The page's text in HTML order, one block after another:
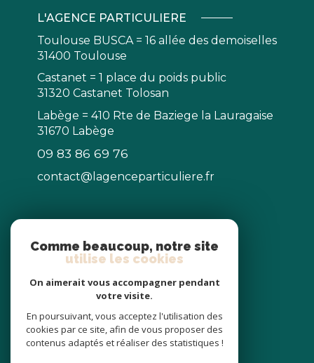
L'AGENCE PARTICULIERE
Toulouse BUSCA = 16 allée des demoiselles
31400 Toulouse
Castanet = 1 place du poids public
31320 Castanet Tolosan
Labège = 410 Rte de Baziege la Lauragaise
31670 Labège
09 83 86 69 76
contact@lagenceparticuliere.fr
Nous suivre
Comme beaucoup, notre site
utilise les cookies
On aimerait vous accompagner pendant
votre visite.
En poursuivant, vous acceptez l'utilisation des
cookies par ce site, afin de vous proposer des
contenus adaptés et réaliser des statistiques !